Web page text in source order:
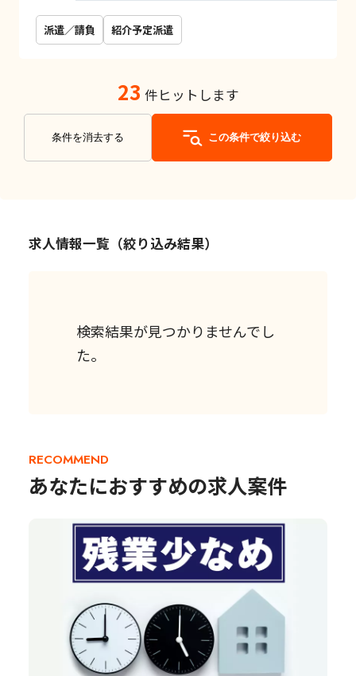
派遣／請負 紹介予定派遣
23 件ヒットします
条件を消去する この条件で絞り込む
求人情報一覧（絞り込み結果）
検索結果が見つかりませんでし
た。
RECOMMEND
あなたにおすすめの求人案件